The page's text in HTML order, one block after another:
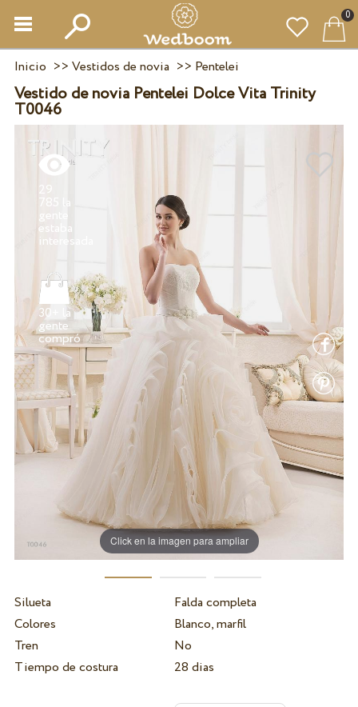
0
Inicio >> Vestidos de novia >> Pentelei
Vestido de novia Pentelei Dolce Vita Trinity
T0046
Click en la imagen para ampliar
29
785 la
gente
estaba
30+ la
gente
compró
Silueta
Falda completa
Colores
Blanco, marfil
Tren
No
Tiempo de costura
28 dias